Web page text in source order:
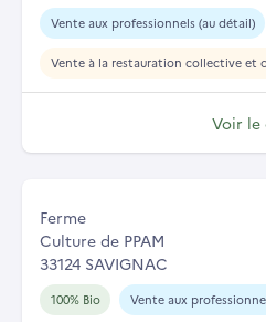
Vente aux professionnels (au détail)
Vente à la restauration collective et
Voir
Ferme
Culture de PPAM
33124 SAVIGNAC
100% Bio Vente aux